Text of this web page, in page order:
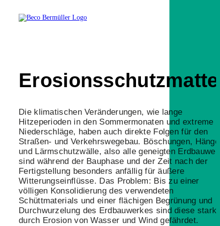
Die klimatischen Veränderungen, wie lange
Hitzeperioden in den Sommermonaten und extreme
Niederschläge, haben auch direkte Folgen für den
Straßen- und Verkehrswegebau. Böschungen, Hänge
und Lärmschutzwälle, also alle geneigten
sind während der Bauphase und der Zeit nach der
Fertigstellung besonders anfällig für äußere
Witterungseinflüsse. Das Problem: Bis zu einer
völligen Konsolidierung des verwendeten
Schüttmaterials und einer flächigen Begrünung und
Durchwurzelung des Erdbauwerkes sind diese stark
durch Erosion von Wasser und Wind gefährdet.